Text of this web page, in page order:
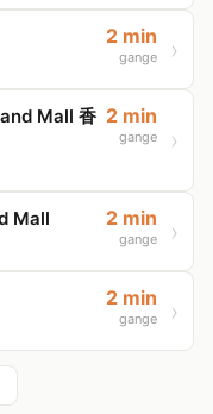
2 min
gange
Mall 香 2 min
gange
Mall 2 min
gange
2 min
gange